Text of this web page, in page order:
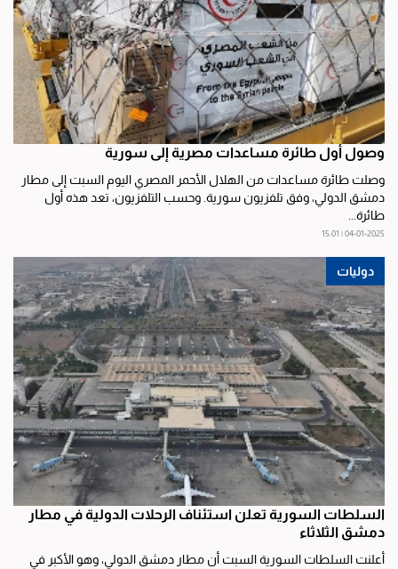
وصول أول طائرة مساعدات مصرية إلى سورية
وصلت طائرة مساعدات من الهلال الأحمر المصري اليوم السبت إلى مطار
دمشق الدولي، وفق تلفزيون سورية. وحسب التلفزيون، تعد هذه أول
طائرة...
04-01-2025 | 15:01
دوليات
السلطات السورية تعلن استئناف الرحلات الدولية في مطار
دمشق الثلاثاء
أعلنت السلطات السورية السبت أن مطار دمشق الدولي، وهو الأكبر في